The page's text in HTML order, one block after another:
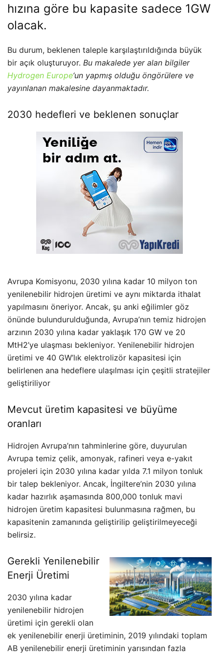
hızına göre bu kapasite sadece 1GW
olacak.
Bu durum, beklenen taleple karşılaştırıldığında büyük
bir açık oluşturuyor. Bu makalede yer alan bilgiler
Hydrogen Europe‘un yapmış olduğu öngörülere ve
yayınlanan makalesine dayanmaktadır.
2030 hedefleri ve beklenen sonuçlar
Avrupa Komisyonu, 2030 yılına kadar 10 milyon ton
yenilenebilir hidrojen üretimi ve aynı miktarda ithalat
yapılmasını öneriyor. Ancak, şu anki eğilimler göz
önünde bulundurulduğunda, Avrupa’nın temiz hidrojen
arzının 2030 yılına kadar yaklaşık 170 GW ve 20
MtH2’ye ulaşması bekleniyor. Yenilenebilir hidrojen
üretimi ve 40 GW’lık elektrolizör kapasitesi için
belirlenen ana hedeflere ulaşılması için çeşitli stratejiler
geliştiriliyor
Mevcut üretim kapasitesi ve büyüme
oranları
Hidrojen Avrupa’nın tahminlerine göre, duyurulan
Avrupa temiz çelik, amonyak, rafineri veya e-yakıt
projeleri için 2030 yılına kadar yılda 7.1 milyon tonluk
bir talep bekleniyor. Ancak, İngiltere’nin 2030 yılına
kadar hazırlık aşamasında 800,000 tonluk mavi
hidrojen üretim kapasitesi bulunmasına rağmen, bu
kapasitenin zamanında geliştirilip geliştirilmeyeceği
belirsiz.
Gerekli Yenilenebilir
Enerji Üretimi
2030 yılına kadar
yenilenebilir hidrojen
üretimi için gerekli olan
ek yenilenebilir enerji üretiminin, 2019 yılındaki toplam
AB yenilenebilir enerji üretiminin yarısından fazla